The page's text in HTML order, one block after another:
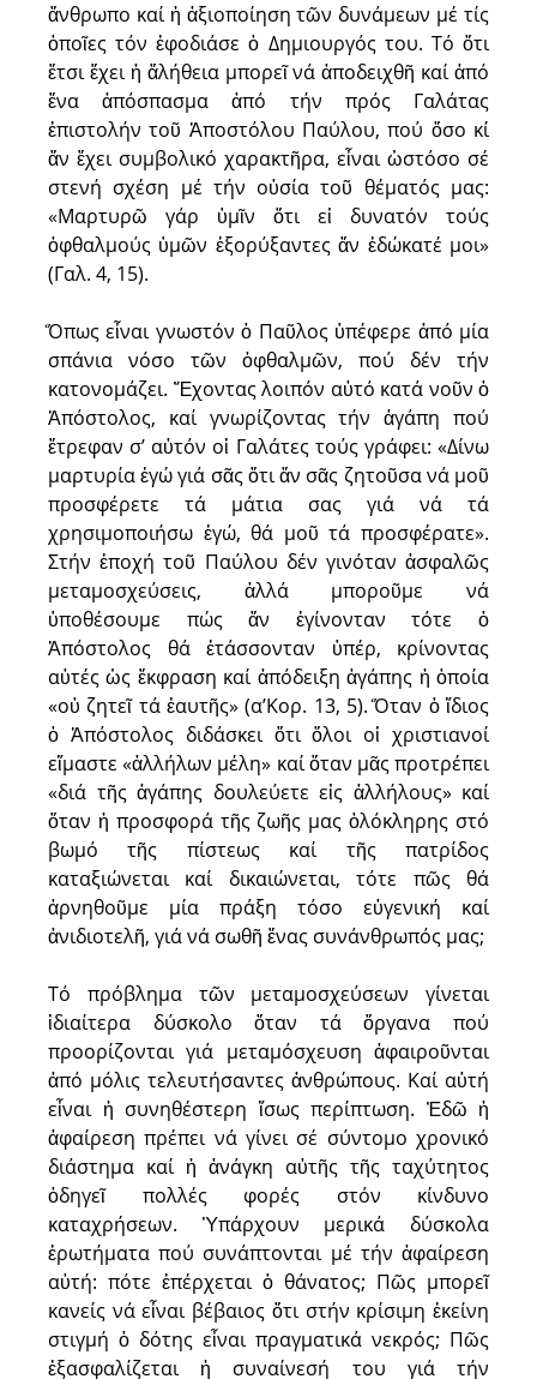
ἄνθρωπο καί ἡ ἀξιοποίηση τῶν δυνάμεων μέ τίς
ὁποῖες τόν ἐφοδιάσε ὁ Δημιουργός του. Τό ὅτι
ἔτσι ἔχει ἡ ἄλήθεια μπορεῖ νά ἀποδειχθῆ καί ἀπό
ἕνα ἀπόσπασμα ἀπό τήν πρός Γαλάτας
ἐπιστολήν τοῦ Ἀποστόλου Παύλου, πού ὅσο κί
ἄν ἔχει συμβολικό χαρακτῆρα, εἶναι ὡστόσο σέ
στενή σχέση μέ τήν οὐσία τοῦ θέματός μας:
«Μαρτυρῶ γάρ ὑμῖν ὅτι εἰ δυνατόν τούς
ὀφθαλμούς ὑμῶν ἐξορύξαντες ἄν ἐδώκατέ μοι»
(Γαλ. 4, 15).
Ὅπως εἶναι γνωστόν ὁ Παῦλος ὑπέφερε ἀπό μία
σπάνια νόσο τῶν ὀφθαλμῶν, πού δέν τήν
κατονομάζει. Ἔχοντας λοιπόν αὐτό κατά νοῦν ὁ
Ἀπόστολος, καί γνωρίζοντας τήν ἀγάπη πού
ἔτρεφαν σ’ αὐτόν οἱ Γαλάτες τούς γράφει: «Δίνω
μαρτυρία ἐγώ γιά σᾶς ὅτι ἄν σᾶς ζητοῦσα νά μοῦ
προσφέρετε τά μάτια σας γιά νά τά
χρησιμοποιήσω ἐγώ, θά μοῦ τά προσφέρατε».
Στήν ἐποχή τοῦ Παύλου δέν γινόταν ἀσφαλῶς
μεταμοσχεύσεις, ἀλλά μποροῦμε νά
ὑποθέσουμε πώς ἄν ἐγίνονταν τότε ὁ
Ἀπόστολος θά ἐτάσσονταν ὑπέρ, κρίνοντας
αὐτές ὡς ἔκφραση καί ἀπόδειξη ἀγάπης ἡ ὁποία
«οὐ ζητεῖ τά ἑαυτῆς» (α’Κορ. 13, 5). Ὅταν ὁ ἴδιος
ὁ Ἀπόστολος διδάσκει ὅτι ὅλοι οἱ χριστιανοί
εἴμαστε «ἀλλήλων μέλη» καί ὅταν μᾶς προτρέπει
«διά τῆς ἀγάπης δουλεύετε εἰς ἀλλήλους» καί
ὅταν ἡ προσφορά τῆς ζωῆς μας ὁλόκληρης στό
βωμό τῆς πίστεως καί τῆς πατρίδος
καταξιώνεται καί δικαιώνεται, τότε πῶς θά
ἀρνηθοῦμε μία πράξη τόσο εὐγενική καί
ἀνιδιοτελῆ, γιά νά σωθῆ ἕνας συνάνθρωπός μας;
Τό πρόβλημα τῶν μεταμοσχεύσεων γίνεται
ἰδιαίτερα δύσκολο ὅταν τά ὄργανα πού
προορίζονται γιά μεταμόσχευση ἀφαιροῦνται
ἀπό μόλις τελευτήσαντες ἀνθρώπους. Καί αὐτή
εἶναι ἡ συνηθέστερη ἴσως περίπτωση. Ἐδῶ ἡ
ἀφαίρεση πρέπει νά γίνει σέ σύντομο χρονικό
διάστημα καί ἡ ἀνάγκη αὐτῆς τῆς ταχύτητος
ὁδηγεῖ πολλές φορές στόν κίνδυνο
καταχρήσεων. Ὑπάρχουν μερικά δύσκολα
ἐρωτήματα πού συνάπτονται μέ τήν ἀφαίρεση
αὐτή: πότε ἐπέρχεται ὁ θάνατος; Πῶς μπορεῖ
κανείς νά εἶναι βέ­βαιος ὅτι στήν κρίσιμη ἐκείνη
στιγμή ὁ δότης εἶναι πραγματικά νεκρός; Πῶς
ἐξασφαλίζεται ἡ συναίνεσή του γιά τήν